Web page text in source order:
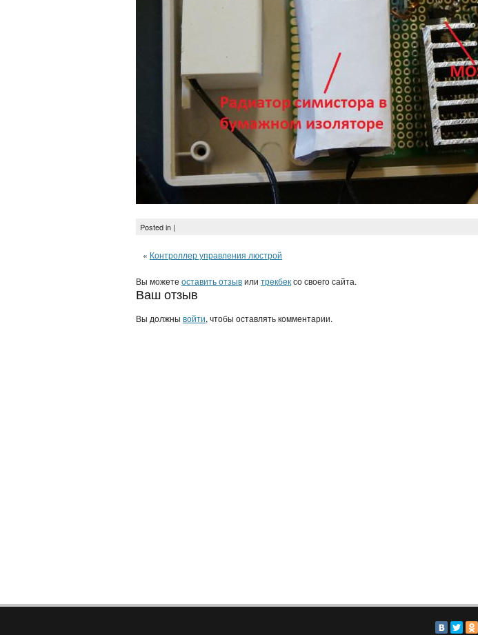
Posted in |
« Контроллер управления люстрой
Вы можете оставить отзывили трекбексо своего сайта.
Ваш отзыв
Вы должны войти, чтобы оставлять комментарии.